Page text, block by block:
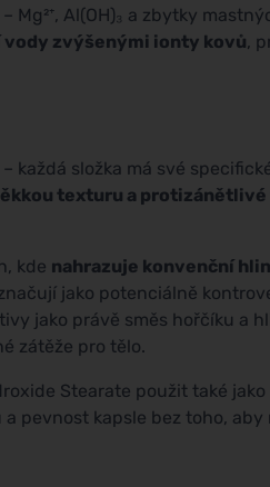
– Mg²⁺, Al(OH)₃ a zbytky
zvýšenými ionty kovů,
každá složka má své
texturu a
kde nahrazuje konvenční
jako potenciálně
jako právě směs hořčíku a
zátěže pro tělo.
Stearate použit také
pevnost kapsle bez toho,